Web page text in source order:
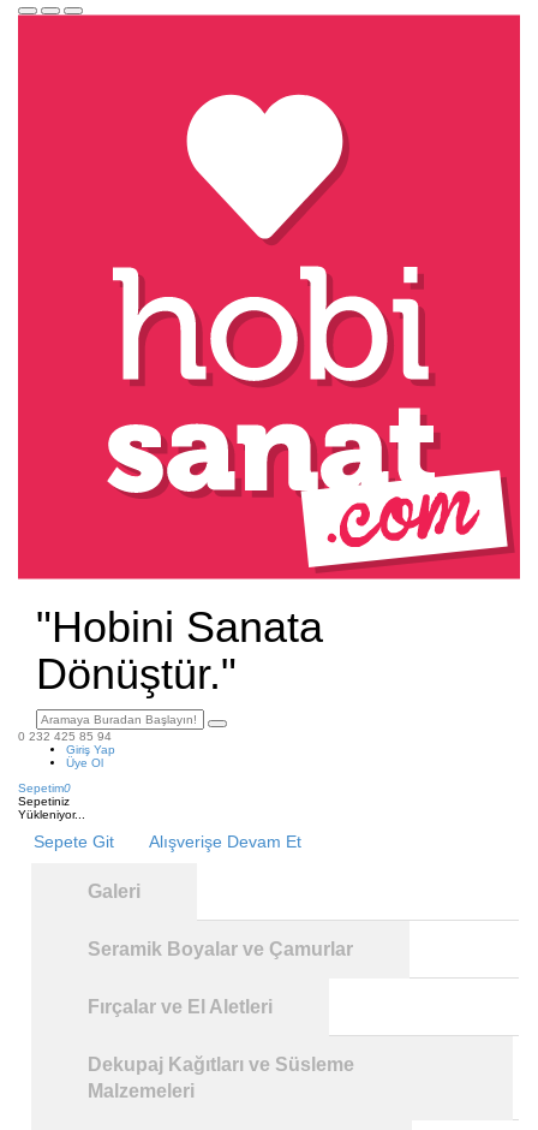
"Hobini Sanata
Dönüştür."
0 232 425 85 94
Giriş Yap
Üye Ol
Sepetim0
Sepetiniz
Yükleniyor...
Sepete Git Alışverişe Devam Et
Galeri
Seramik Boyalar ve Çamurlar
Fırçalar ve El Aletleri
Dekupaj Kağıtları ve Süsleme
Malzemeleri